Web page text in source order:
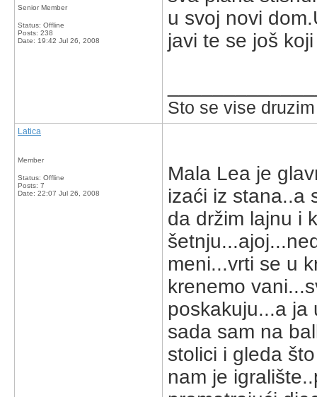
Senior Member
Status: Offline
Posts: 238
Date: 19:42 Jul 26, 2008
u svoj novi
javi te se još
Sto se vise
Latica
Member
Status: Offline
Posts: 7
Date: 22:07 Jul 26, 2008
Mala Lea je
izaći iz stana..a
da držim lajnu i
meni...vrti se u
krenemo
poskakuju...a ja
sada sam na
stolici i gleda
nam je